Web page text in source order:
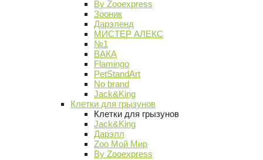
By Zooexpress
Зооник
Дарэленд
МИСТЕР АЛЕКС
№1
ВАКА
Flamingo
PetStandArt
No brand
Jack&King
Клетки для грызунов
Клетки для грызунов
Jack&King
Дарэлл
Zoo Мой Мир
By Zooexpress